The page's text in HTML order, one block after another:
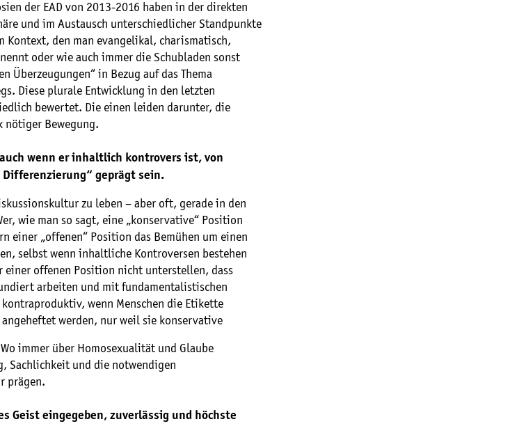
der EAD von 2013-2016 haben in der direkten
und im Austausch unterschiedlicher Standpunkte
Kontext, den man evangelikal, charismatisch,
oder wie auch immer die Schubladen sonst
Überzeugungen“ in Bezug auf das Thema
Diese plurale Entwicklung in den letzten
bewertet. Die einen leiden darunter, die
nötiger Bewegung.
wenn er inhaltlich kontrovers ist, von
geprägt sein.
zu leben – aber oft, gerade in den
wie man so sagt, eine „konservative“ Position
einer „offenen“ Position das Bemühen um einen
selbst wenn inhaltliche Kontroversen bestehen
offenen Position nicht unterstellen, dass
arbeiten und mit fundamentalistischen
wenn Menschen die Etikette
angeheftet werden, nur weil sie konservative
immer über Homosexualität und Glaube
Sachlichkeit und die notwendigen
prägen.
Geist eingegeben, zuverlässig und höchste